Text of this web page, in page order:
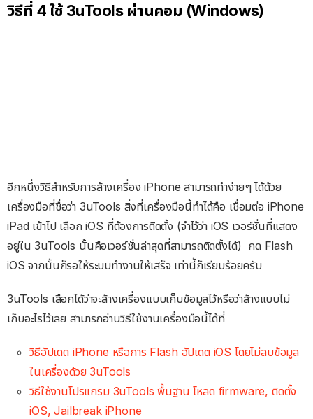
วิธีที่ 4 ใช้ 3uTools ผ่านคอม (Windows)
อีกหนึ่งวิธีสำหรับการล้างเครื่อง iPhone สามารถทำง่ายๆ ได้ด้วย
เครื่องมือที่ชื่อว่า 3uTools สิ่งที่เครื่องมือนี้ทำได้คือ เชื่อมต่อ iPhone
iPad เข้าไป เลือก iOS ที่ต้องการติดตั้ง (จำไว้ว่า iOS เวอร์ชั่นที่แสดง
อยู่ใน 3uTools นั้นคือเวอร์ชั่นล่าสุดที่สามารถติดตั้งได้) กด Flash
iOS จากนั้นก็รอให้ระบบทำงานให้เสร็จ เท่านี้ก็เรียบร้อยครับ
3uTools เลือกได้ว่าจะล้างเครื่องแบบเก็บข้อมูลไว้หรือว่าล้างแบบไม่
เก็บอะไรไว้เลย สามารถอ่านวิธีใช้งานเครื่องมือนี้ได้ที่
วิธีอัปเดต iPhone หรือการ Flash อัปเดต iOS โดยไม่ลบข้อมูล
ในเครื่องด้วย 3uTools
วิธีใช้งานโปรแกรม 3uTools พื้นฐาน โหลด firmware, ติดตั้ง
iOS, Jailbreak iPhone